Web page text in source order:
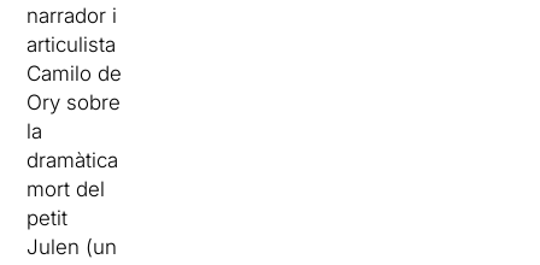
narrador i
articulista
Camilo de
Ory sobre
la
dramàtica
mort del
petit
Julen (un